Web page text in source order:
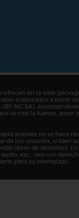
ofrecen en la web
elaborados a partir
NC-SA),
se cite la fuente, autor
no se hace
de los usuarios, si bien
libres de derechos. En
etc… sea con
para su reemplazo.